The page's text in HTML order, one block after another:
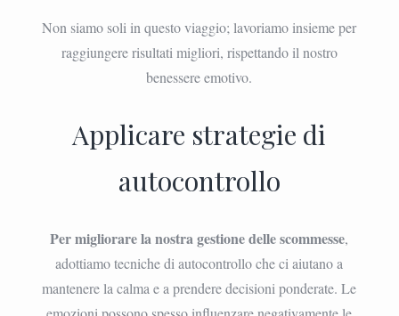
Non siamo soli in questo viaggio; lavoriamo insieme per
raggiungere risultati migliori, rispettando il nostro
benessere emotivo.
Applicare strategie di
autocontrollo
Per migliorare la nostra gestione delle scommesse,
adottiamo tecniche di autocontrollo che ci aiutano a
mantenere la calma e a prendere decisioni ponderate. Le